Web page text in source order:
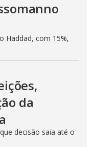
Haddad, com 15%,
da
decisão saia até o